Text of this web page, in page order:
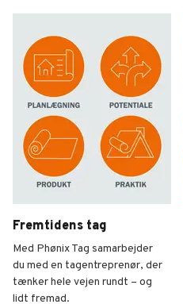
Kontakt
Fremtidens tag
Med Phønix Tag samarbejder
du med en tagentreprenør, der
tænker hele vejen rundt – og
lidt fremad.